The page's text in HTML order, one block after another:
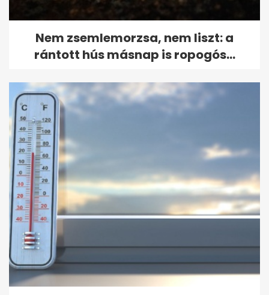
Nem zsemlemorzsa, nem liszt: a
rántott hús másnap is ropogós...